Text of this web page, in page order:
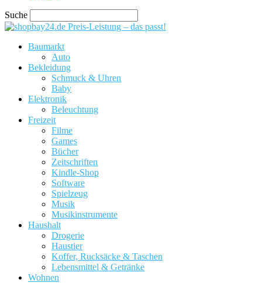
Suche
Preis-Leistung – das passt!
Baumarkt
Auto
Bekleidung
Schmuck & Uhren
Baby
Elektronik
Beleuchtung
Freizeit
Filme
Games
Bücher
Zeitschriften
Kindle-Shop
Software
Spielzeug
Musik
Musikinstrumente
Haushalt
Drogerie
Haustier
Koffer, Rucksäcke & Taschen
Lebensmittel & Getränke
Wohnen